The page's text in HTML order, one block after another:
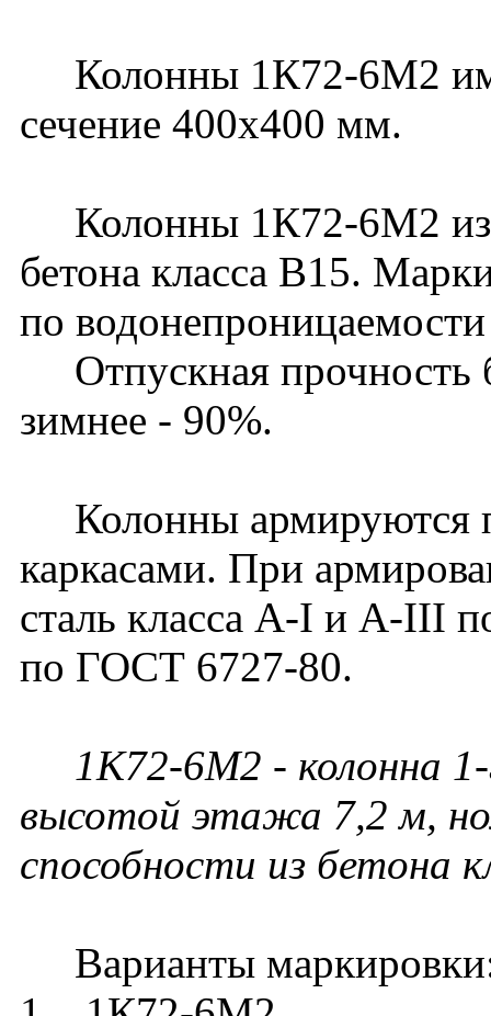
Колонны 1К72-6М2
сечение 400х400 мм.
Колонны 1К72-6М2
бетона класса В15.
по
Отпускная прочность
зимнее - 90%.
Колонны армируются
каркасами. При
сталь класса A-I и A-III
по ГОСТ 6727-80.
1К72-6М2 - колонна
высотой этажа 7,2 м,
способности из бетона
Варианты